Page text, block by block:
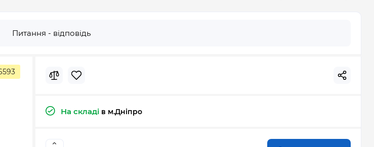
Питання - відповідь
На складі в м.Дніпро